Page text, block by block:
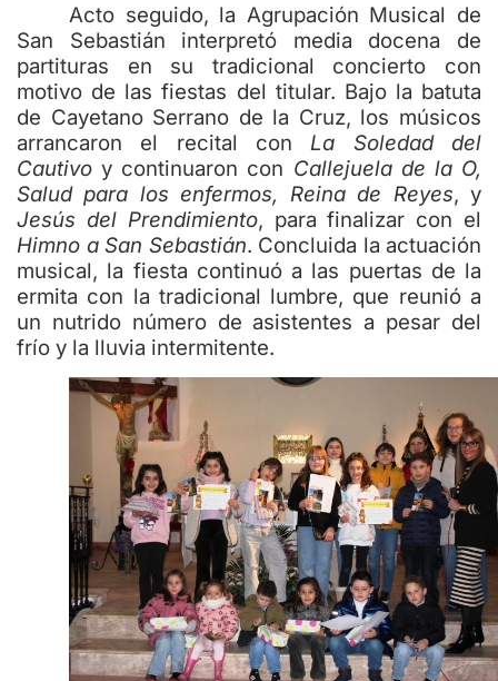
Acto seguido, la Agrupación Musical de
San Sebastián interpretó media docena de
partituras en su tradicional concierto con
motivo de las fiestas del titular. Bajo la batuta
de Cayetano Serrano de la Cruz, los músicos
arrancaron el recital conLa Soledad del
Cautivo y continuaron con Callejuela de la O,
Salud para los enfermos, Reina de Reyes, y
Jesús del Prendimiento, para finalizar con el
Himno a San Sebastián. Concluida la actuación
musical, la fiesta continuó a las puertas de la
ermita con la tradicional lumbre, que reunió a
un nutrido número de asistentes a pesar del
frío y la lluvia intermitente.